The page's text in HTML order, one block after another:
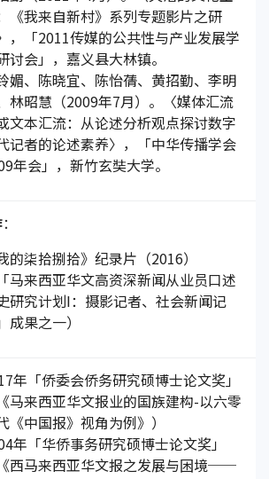
《我来自新村》系列专题影片之研
，「2011传媒的公共性与产业发展学
讨会」，嘉义县大林镇。
媚、陈晓宜、陈怡蒨、黄招勤、李明
林昭慧（2009年7月）。〈媒体汇流
文本汇流：从论述分析观点探讨数字
记者的论述素养〉，「中华传播学会
年会」，新竹玄奘大学。
：
的柒拾捌拾》纪录片（2016）
「马来西亚华文高资深新闻从业员口述
研究计划I：摄影记者、社会新闻记
成果之一）
年「侨委会侨务研究硕博士论文奖」
《马来西亚华文报业的国族建构-以六零
《中国报》视角为例》）
年「华侨事务研究硕博士论文奖」
《西马来西亚华文报之发展与困境──